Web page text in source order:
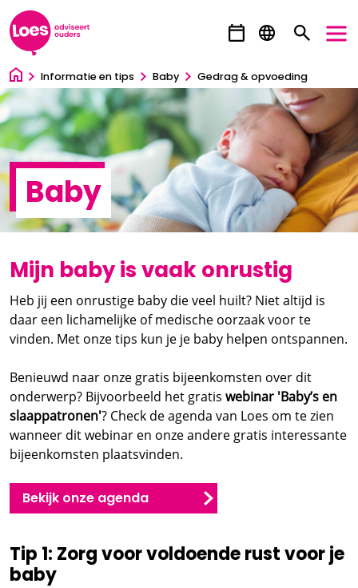
Ga direct naar inhoud
Informatie en tips Baby Gedrag & opvoeding
Baby
Mijn baby is vaak onrustig
Heb jij een onrustige baby die veel huilt? Niet altijd is
daar een lichamelijke of medische oorzaak voor te
vinden. Met onze tips kun je je baby helpen ontspannen.
Benieuwd naar onze gratis bijeenkomsten over dit
onderwerp? Bijvoorbeeld het gratis webinar 'Baby’s en
slaappatronen'? Check de agenda van Loes om te zien
wanneer ditwebinar en onze andere gratis interessante
bijeenkomsten plaatsvinden.
Bekijk onze agenda
Tip 1: Zorg voor voldoende rust voor je
baby